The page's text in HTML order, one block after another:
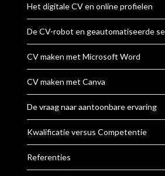
Het digitale CV en online profielen
De CV-robot en geautomatiseerde
CV maken met Microsoft Word
CV maken met Canva
De vraag naar aantoonbare ervaring
Kwalificatie versus Competentie
Referenties